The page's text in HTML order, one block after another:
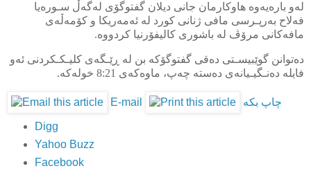
له‌و باره‌یه‌وه‌ هاوکارمان جانی دیلان گفتوگۆی له‌گه‌ڵ سـوره‌یا
فه‌لاح به‌رپـرسی مافی ژنانی کورد له‌ ئه‌مه‌ریکا و کۆمه‌ڵه‌ی
مافه‌کانی مرۆڤ له‌ باشوری کالیفۆرنیا کردووه‌.
ده‌توانن گوێبیسـتی ده‌قی گفتوگۆكه‌ بن له‌ ڕێـگه‌ی كلیـكـكردنی ئه‌و
فایله‌ ده‌نـگیـیانه‌ی ده‌سته‌ چه‌پ‌، ماوه‌كه‌ی 8:21 خوله‌كه‌.
E-mail چاپ بكه
Digg
Yahoo Buzz
Facebook